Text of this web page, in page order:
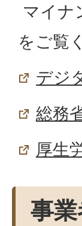
マイナ
をご覧
デジ
総務
厚生
事